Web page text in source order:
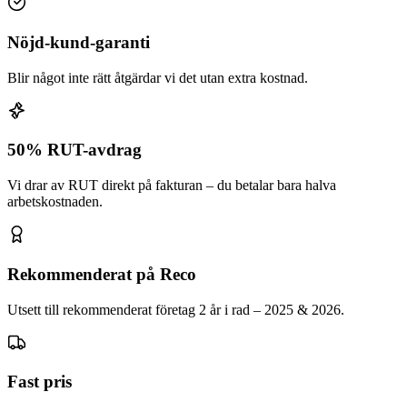
Nöjd-kund-garanti
Blir något inte rätt åtgärdar vi det utan extra kostnad.
50% RUT-avdrag
Vi drar av RUT direkt på fakturan – du betalar bara halva
arbetskostnaden.
Rekommenderat på Reco
Utsett till rekommenderat företag 2 år i rad – 2025 & 2026.
Fast pris